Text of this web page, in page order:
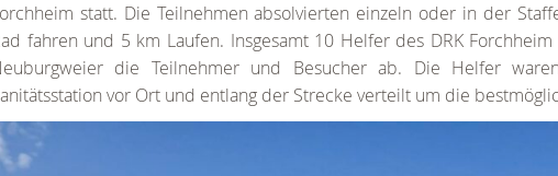
statt. Die Teilnehmen absolvierten einzeln oder in der
fahren und 5 km Laufen. Insgesamt 10 Helfer des DRK
die Teilnehmer und Besucher ab. Die Helfer
vor Ort und entlang der Strecke verteilt um die